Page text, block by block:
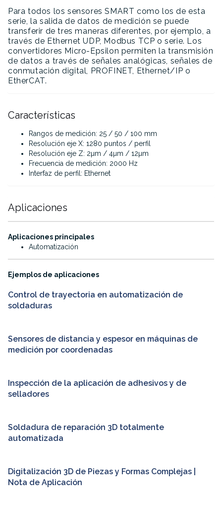
Para todos los sensores SMART como los de esta
serie, la salida de datos de medición se puede
transferir de tres maneras diferentes, por ejemplo, a
través de Ethernet UDP, Modbus TCP o serie. Los
convertidores Micro-Epsilon permiten la transmisión
de datos a través de señales analógicas, señales de
conmutación digital, PROFINET, Ethernet/IP o
EtherCAT.
Características
Rangos de medición: 25 / 50 / 100 mm
Resolución eje X: 1280 puntos / perfil
Resolución eje Z: 2µm / 4µm / 12µm
Frecuencia de medición: 2000 Hz
Interfaz de perfil: Ethernet
Aplicaciones
·
Aplicaciones principales
Automatización
·
Ejemplos de aplicaciones
Control de trayectoria en automatización de
soldaduras
Sensores de distancia y espesor en máquinas de
medición por coordenadas
Inspección de la aplicación de adhesivos y de
selladores
Soldadura de reparación 3D totalmente
automatizada
Digitalización 3D de Piezas y Formas Complejas |
Nota de Aplicación